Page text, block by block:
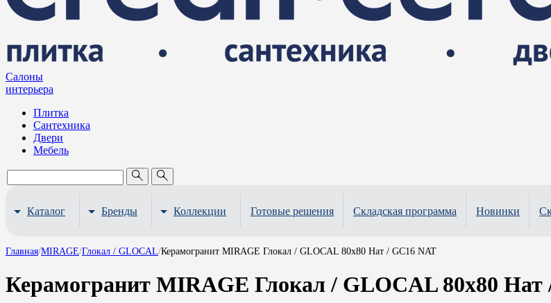
Салоны
интерьера
Плитка
Сантехника
Двери
Мебель
Каталог Бренды Коллекции Готовые решения Складская программа Новинки
Главная/MIRAGE/Глокал / GLOCAL/Керамогранит MIRAGE Глокал / GLOCAL 80x80 Нат / GC16 NAT
Керамогранит MIRAGE Глокал / GLOCAL 80x80 Нат